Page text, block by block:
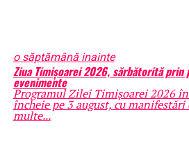
o săptămână inainte
Ziua Timișoarei 2026, sărbătorită prin
evenimente
Programul Zilei Timișoarei 2026
încheie pe 3 august, cu
multe...